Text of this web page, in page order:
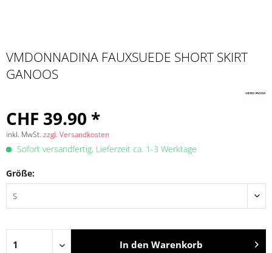
VMDONNADINA FAUXSUEDE SHORT SKIRT
GANOOS
CHF 39.90 *
inkl. MwSt. zzgl. Versandkosten
Sofort versandfertig, Lieferzeit ca. 1-3 Werktage
Größe:
In den Warenkorb